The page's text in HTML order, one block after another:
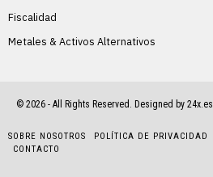
Fiscalidad
Metales & Activos Alternativos
© 2026 - All Rights Reserved. Designed by 24x.es
SOBRE NOSOTROS POLÍTICA DE PRIVACIDAD
CONTACTO